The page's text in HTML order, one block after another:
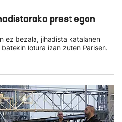
prest egon
ez bezala, jihadista katalanen
lotura izan zuten Parisen.